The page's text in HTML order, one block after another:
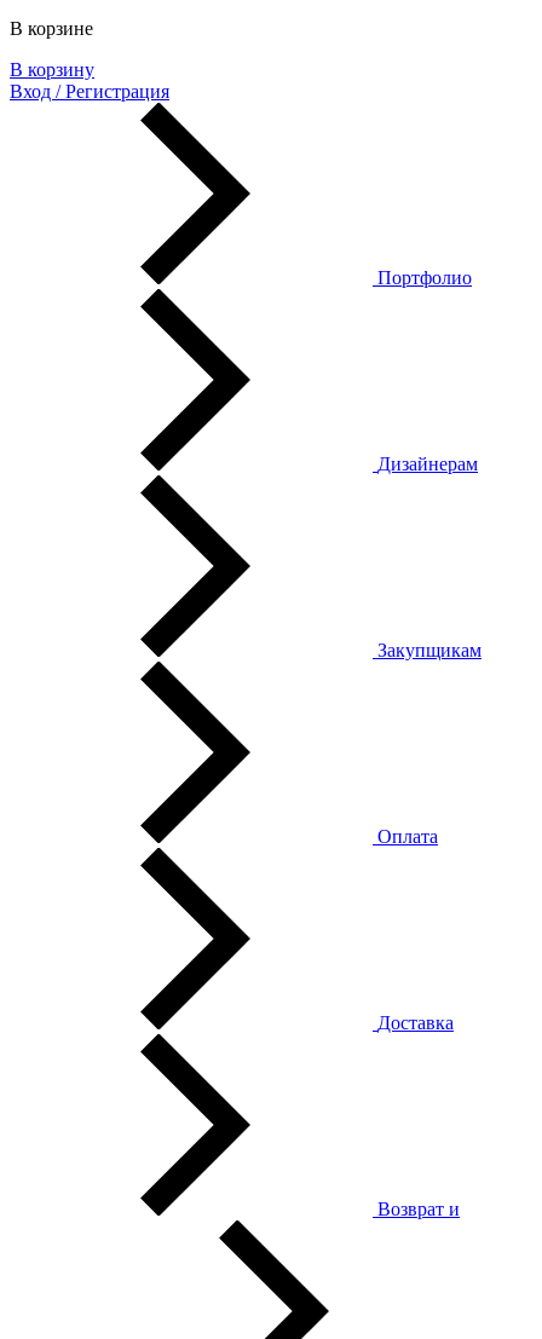
В корзине
В корзину
Вход / Регистрация
Портфолио
Дизайнерам
Закупщикам
Оплата
Доставка
Возврат и